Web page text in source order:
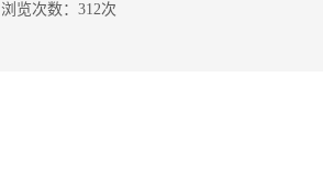
浏览次数：312次